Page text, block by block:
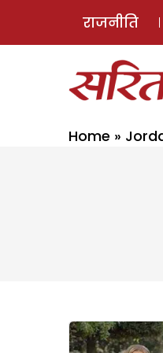
राजनीति
Home »